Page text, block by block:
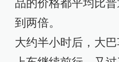
品的价格都平均比
到两倍。
大约半小时后，大